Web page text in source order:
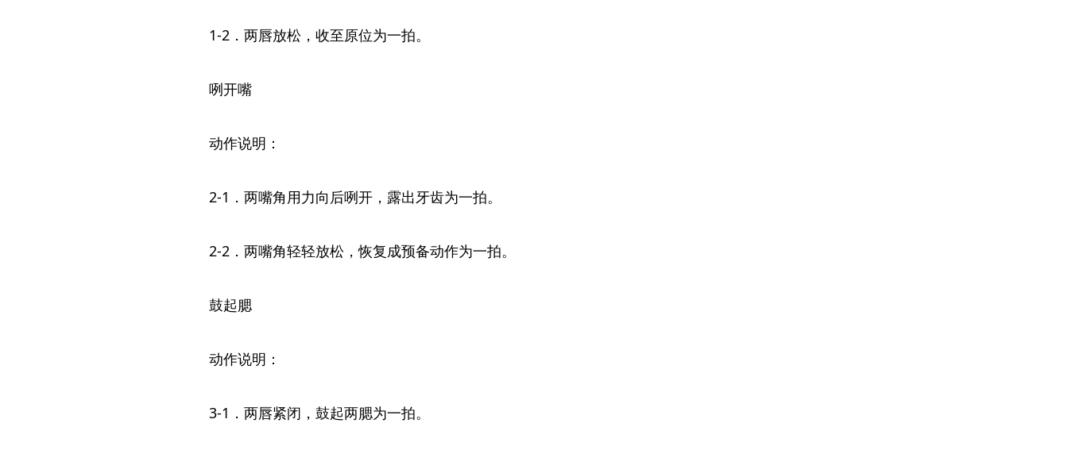
1-2．两唇放松，收至原位为一拍。
咧开嘴
动作说明：
2-1．两嘴角用力向后咧开，露出牙齿为一拍。
2-2．两嘴角轻轻放松，恢复成预备动作为一拍。
鼓起腮
动作说明：
3-1．两唇紧闭，鼓起两腮为一拍。